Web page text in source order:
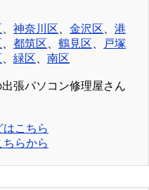
神奈川区 金沢区
港
都筑区 鶴見区
戸塚
緑区 南区
張パソコン修理屋さん
こちら
らから